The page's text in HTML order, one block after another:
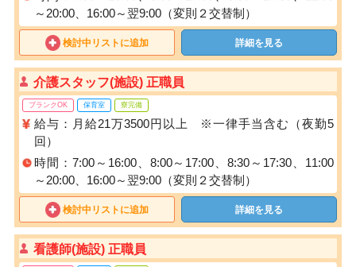
～20:00、16:00～翌9:00（変則２交替制）
検討中リストに追加 詳細を見る
介護スタッフ(施設) 正職員
ブランクOK 保育室 寮完備
給与：月給21万3500円以上 ※一律手当含む（夜勤5
回）
時間：7:00～16:00、8:00～17:00、8:30～17:30、11:00
～20:00、16:00～翌9:00（変則２交替制）
検討中リストに追加 詳細を見る
看護師(施設) 正職員